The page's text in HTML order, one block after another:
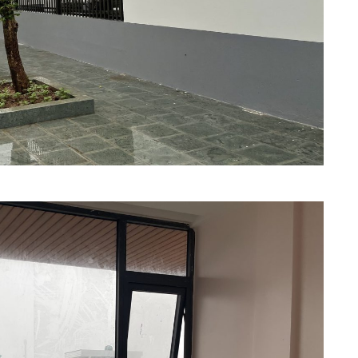
63 tỉnh…Bám vào
ngay để nhận ưu đãi…
10/08/2024